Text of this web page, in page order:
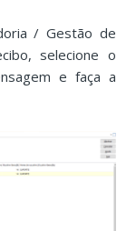
/ Gestão de
selecione o
e faça a